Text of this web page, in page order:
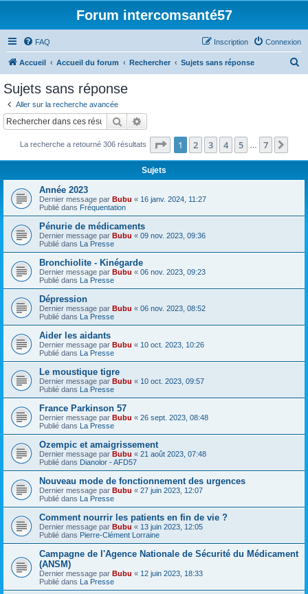
Forum intercomsanté57
FAQ Connexion
Inscription
Accueil Accueil du forum Rechercher Sujets sans réponse
c
Sujets sans réponse
Aller sur la recherche avancée
Rechercher
La recherche a retourné 306 résultats Page 1sur7
1 2 3 4 5 7
Sujets
Année 2023
Dernier message par Bubu « 16 janv. 2024, 11:27
Publié dans Fréquentation
Pénurie de médicaments
Dernier message par Bubu « 09 nov. 2023, 09:36
Publié dans La Presse
Bronchiolite - Kinégarde
Dernier message par Bubu « 06 nov. 2023, 09:23
Publié dans La Presse
Dépression
Dernier message par Bubu « 06 nov. 2023, 08:52
Publié dans La Presse
Aider les aidants
Dernier message par Bubu « 10 oct. 2023, 10:26
Publié dans La Presse
Le moustique tigre
Dernier message par Bubu « 10 oct. 2023, 09:57
Publié dans La Presse
France Parkinson 57
Dernier message par Bubu « 26 sept. 2023, 08:48
Publié dans La Presse
Ozempic et amaigrissement
Dernier message par Bubu « 21 août 2023, 07:48
Publié dans Dianolor - AFD57
Nouveau mode de fonctionnement des urgences
Dernier message par Bubu « 27 juin 2023, 12:07
Publié dans La Presse
Comment nourrir les patients en fin de vie ?
Dernier message par Bubu « 13 juin 2023, 12:05
Publié dans Pierre-Clément Lorraine
Campagne de l'Agence Nationale de Sécurité du Médicament
(ANSM)
Dernier message par Bubu « 12 juin 2023, 18:33
Publié dans La Presse